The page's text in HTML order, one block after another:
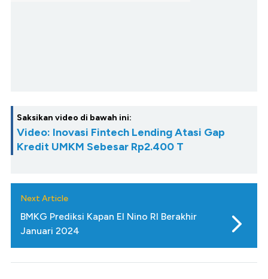
Saksikan video di bawah ini:
Video: Inovasi Fintech Lending Atasi Gap
Kredit UMKM Sebesar Rp2.400 T
Next Article
BMKG Prediksi Kapan El Nino RI Berakhir
Januari 2024